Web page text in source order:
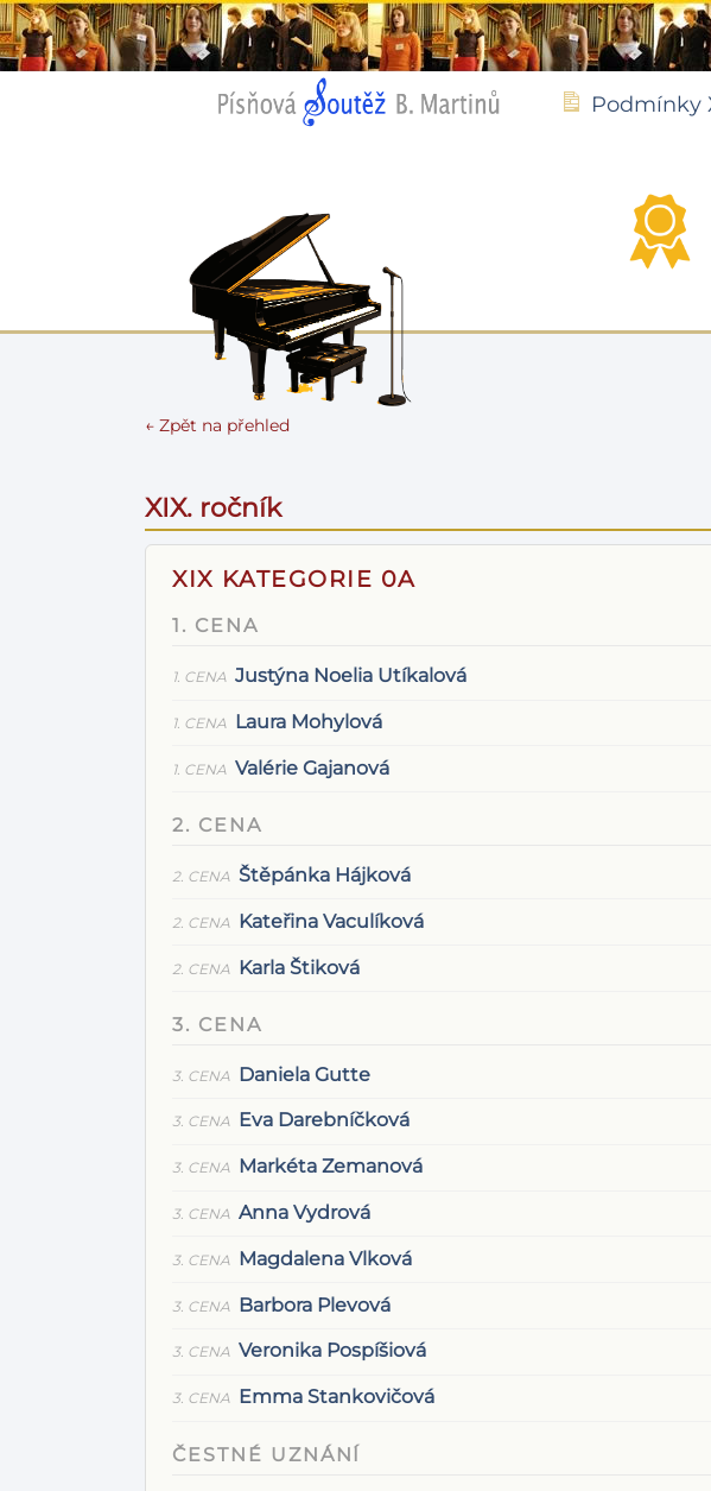
Podmínky
← Zpět na přehled
XIX. ročník
XIX KATEGORIE 0A
1. CENA
1. CENA Justýna Noelia Utíkalová
1. CENA Laura Mohylová
1. CENA Valérie Gajanová
2. CENA
2. CENA Štěpánka Hájková
2. CENA Kateřina Vaculíková
2. CENA Karla Štiková
3. CENA
3. CENA Daniela Gutte
3. CENA Eva Darebníčková
3. CENA Markéta Zemanová
3. CENA Anna Vydrová
3. CENA Magdalena Vlková
3. CENA Barbora Plevová
3. CENA Veronika Pospíšiová
3. CENA Emma Stankovičová
ČESTNÉ UZNÁNÍ